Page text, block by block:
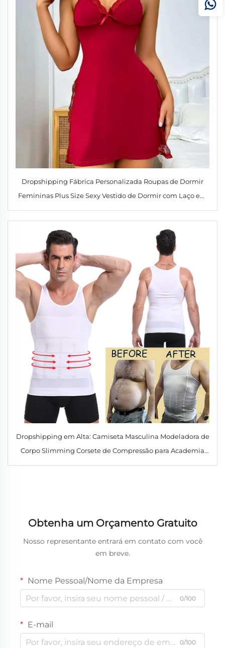
Dropshipping Fábrica Personalizada Roupas de Dormir
Femininas Plus Size Sexy Vestido de Dormir com Laço em
Tecido Modal Alta Fenda com Renda nas Bordas Pijamas
Lingerie
Dropshipping em Alta: Camiseta Masculina Modeladora de
Corpo Slimming Corsete de Compressão para Academia
Camiseta Modeladora Masculina
Obtenha um Orçamento Gratuito
Nosso representante entrará em contato com você
em breve.
Nome Pessoal/Nome da Empresa
0/100
E-mail
0/100